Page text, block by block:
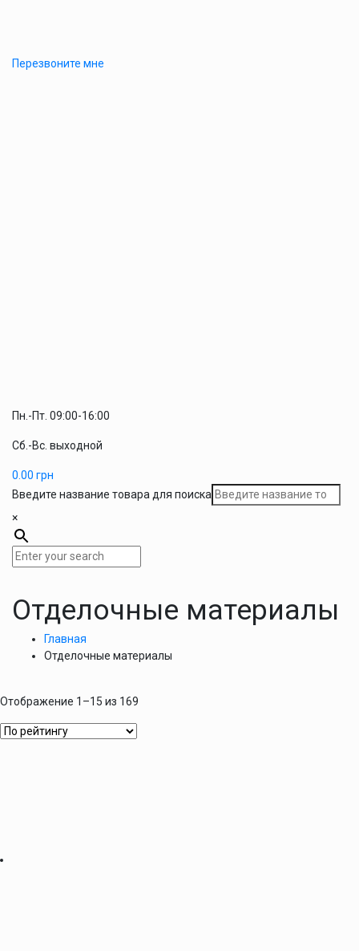
Перезвоните мне
Пн.-Пт. 09:00-16:00
Сб.-Вс. выходной
0.00 грн
Введите название товара для поиска
×
Отделочные материалы
Главная
Отделочные материалы
Отображение 1–15 из 169